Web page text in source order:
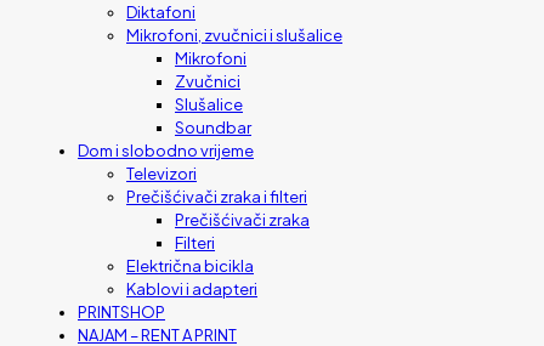
Diktafoni
Mikrofoni, zvučnici i slušalice
Mikrofoni
Zvučnici
Slušalice
Soundbar
Dom i slobodno vrijeme
Televizori
Prečišćivači zraka i filteri
Prečišćivači zraka
Filteri
Električna bicikla
Kablovi i adapteri
PRINTSHOP
NAJAM – RENT A PRINT